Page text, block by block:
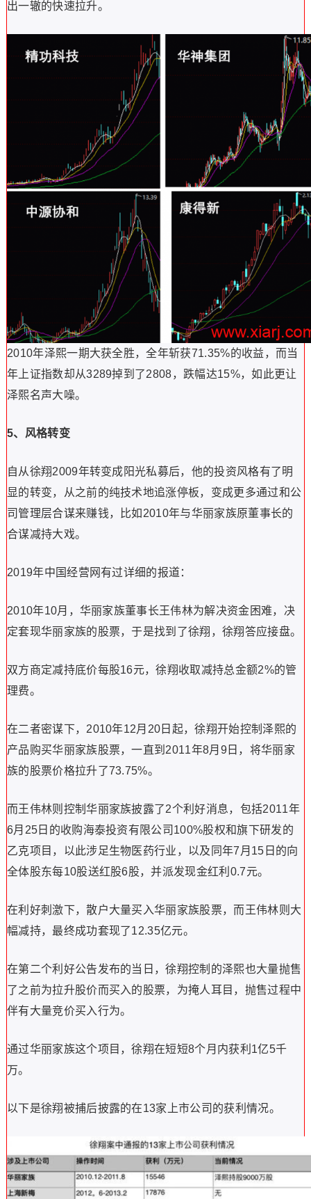
出一辙的快速拉升。
2010年泽熙一期大获全胜，全年斩获71.35%的收益，而当
年上证指数却从3289掉到了2808，跌幅达15%，如此更让
泽熙名声大噪。
5、风格转变
自从徐翔2009年转变成阳光私募后，他的投资风格有了明
显的转变，从之前的纯技术地追涨停板，变成更多通过和公
司管理层合谋来赚钱，比如2010年与华丽家族原董事长的
合谋减持大戏。
2019年中国经营网有过详细的报道：
2010年10月，华丽家族董事长王伟林为解决资金困难，决
定套现华丽家族的股票，于是找到了徐翔，徐翔答应接盘。
双方商定减持底价每股16元，徐翔收取减持总金额2%的管
理费。
在二者密谋下，2010年12月20日起，徐翔开始控制泽熙的
产品购买华丽家族股票，一直到2011年8月9日，将华丽家
族的股票价格拉升了73.75%。
而王伟林则控制华丽家族披露了2个利好消息，包括2011年
6月25日的收购海泰投资有限公司100%股权和旗下研发的
乙克项目，以此涉足生物医药行业，以及同年7月15日的向
全体股东每10股送红股6股，并派发现金红利0.7元。
在利好刺激下，散户大量买入华丽家族股票，而王伟林则大
幅减持，最终成功套现了12.35亿元。
在第二个利好公告发布的当日，徐翔控制的泽熙也大量抛售
了之前为拉升股价而买入的股票，为掩人耳目，抛售过程中
伴有大量竞价买入行为。
通过华丽家族这个项目，徐翔在短短8个月内获利1亿5千
万。
以下是徐翔被捕后披露的在13家上市公司的获利情况。